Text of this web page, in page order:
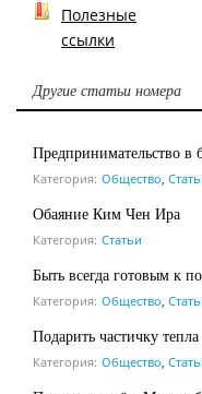
Полезные
ссылки
Другие статьи номера
Предпринимательство
Категория: Общество,
Обаяние Ким Чен Ира
Категория: Статьи
Быть всегда готовым к
Категория: Общество,
Подарить частичку тепла
Категория: Общество,